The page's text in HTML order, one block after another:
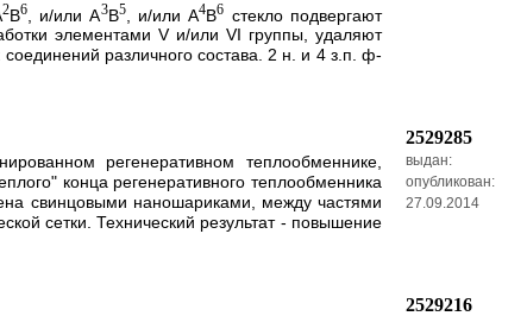
2В6, и/или А3В5, и/или А4В6 стекло подвергают
элементами V и/или VI группы, удаляют
различного состава. 2 н. и 4 з.п. ф-
регенеративном теплообменнике,
конца регенеративного теплообменника
свинцовыми наношариками, между частями
сетки. Технический результат - повышение
2529285
выдан:
опубликован:
27.09.2014
2529216